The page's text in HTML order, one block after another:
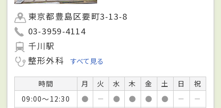
東京都豊島区要町3-13-8
03-3959-4114
千川駅
整形外科
すべて見る
時間 月 火 水 木 金 土 日
祝
09:00～12:30
● － ● ● ● ● －
－